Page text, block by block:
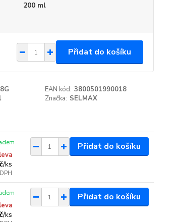
200 ml
Přidat do košíku
EAN kód: 3800501990018
Značka: SELMAX
/ks
Přidat do košíku
/ks
Přidat do košíku